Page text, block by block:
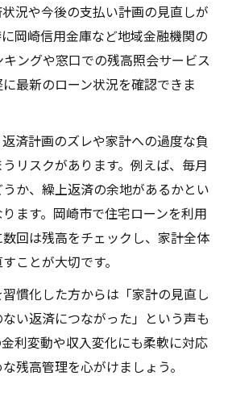
況や今後の支払い計画の見直しが
岡崎信用金庫など地域金融機関の
ングや窓口での残高照会サービス
最新のローン状況を確認できま
済計画のズレや家計への過度な負
リスクがあります。例えば、毎月
か、繰上返済の余地があるかとい
ます。岡崎市で住宅ローンを利用
回は残高をチェックし、家計全体
ことが大切です。
慣化した方からは「家計の見直し
い返済につながった」という声も
利変動や収入変化にも柔軟に対応
残高管理を心がけましょう。